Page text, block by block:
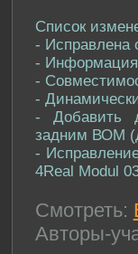
Список
- Исправлена
- Информация
-
-
- Добавить
задним ВОМ
-
4Real Modul
Смотреть:
Авторы-